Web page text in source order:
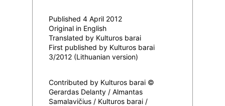
Published 4 April 2012
Original in English
Translated by Kulturos barai
First published by Kulturos barai
3/2012 (Lithuanian version)
Contributed by Kulturos barai ©
Gerardas Delanty / Almantas
Samalavičius / Kulturos barai /